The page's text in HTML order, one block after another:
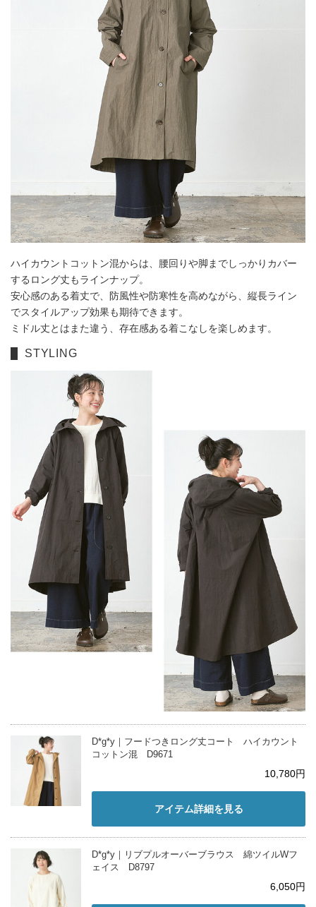
ハイカウントコットン混からは、腰回りや脚までしっかりカバー
するロング丈もラインナップ。
安心感のある着丈で、防風性や防寒性を高めながら、縦長ライン
でスタイルアップ効果も期待できます。
ミドル丈とはまた違う、存在感ある着こなしを楽しめます。
STYLING
D*g*y｜フードつきロング丈コート ハイカウント
コットン混 D9671
10,780円
アイテム詳細を見る
D*g*y｜リブプルオーバーブラウス 綿ツイルWフ
ェイス D8797
6,050円